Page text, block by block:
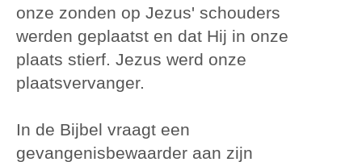
onze zonden op Jezus' schouders
werden geplaatst en dat Hij in onze
plaats stierf. Jezus werd onze
plaatsvervanger.
In de Bijbel vraagt een
gevangenisbewaarder aan zijn